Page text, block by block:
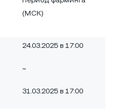
(МСК)
24.03.2025 в 17:00
~
31.03.2025 в 17:00